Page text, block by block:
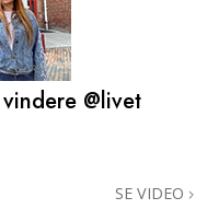
@livet
SE VIDEO